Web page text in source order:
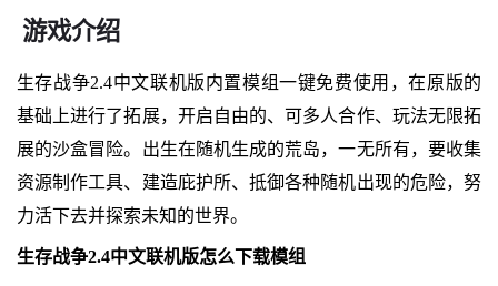
游戏介绍
生存战争2.4中文联机版内置模组一键免费使用，在原版的
基础上进行了拓展，开启自由的、可多人合作、玩法无限拓
展的沙盒冒险。出生在随机生成的荒岛，一无所有，要收集
资源制作工具、建造庇护所、抵御各种随机出现的危险，努
力活下去并探索未知的世界。
生存战争2.4中文联机版怎么下载模组